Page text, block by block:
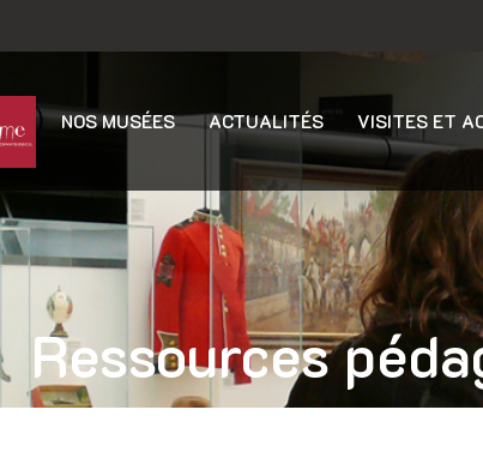
NOS MUSÉES ACTUALITÉS VISITES ET
Ressources